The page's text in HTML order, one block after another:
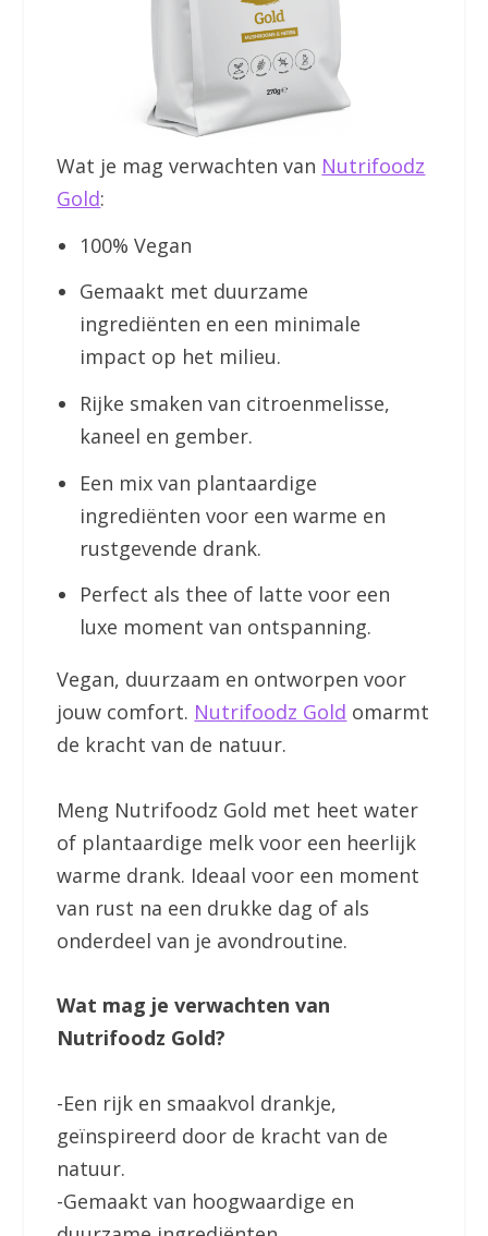
Wat je mag verwachten van Nutrifoodz
Gold:
100% Vegan
Gemaakt met duurzame
ingrediënten en een minimale
impact op het milieu.
Rijke smaken van citroenmelisse,
kaneel en gember.
Een mix van plantaardige
ingrediënten voor een warme en
rustgevende drank.
Perfect als thee of latte voor een
luxe moment van ontspanning.
Vegan, duurzaam en ontworpen voor
jouw comfort. Nutrifoodz Gold omarmt
de kracht van de natuur.
Meng Nutrifoodz Gold met heet water
of plantaardige melk voor een heerlijk
warme drank. Ideaal voor een moment
van rust na een drukke dag of als
onderdeel van je avondroutine.
Wat mag je verwachten van
Nutrifoodz Gold?
-Een rijk en smaakvol drankje,
geïnspireerd door de kracht van de
natuur.
-Gemaakt van hoogwaardige en